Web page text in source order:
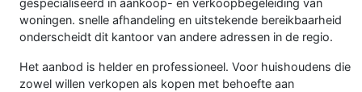
woningen. snelle afhandeling en uitstekende bereikbaarheid
onderscheidt dit kantoor van andere adressen in de regio.
Het aanbod is helder en professioneel. Voor huishoudens die
zowel willen verkopen als kopen met behoefte aan